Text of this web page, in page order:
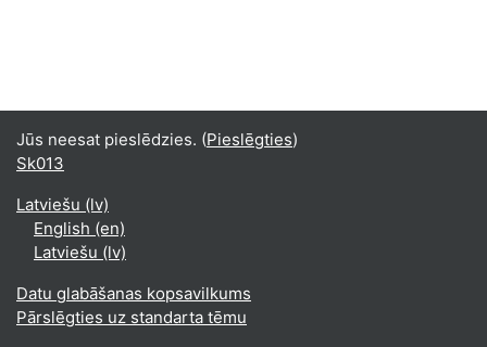
Jūs neesat pieslēdzies. (Pieslēgties)
Sk013
Latviešu ‎(lv)‎
English ‎(en)‎
Latviešu ‎(lv)‎
Datu glabāšanas kopsavilkums
Pārslēgties uz standarta tēmu